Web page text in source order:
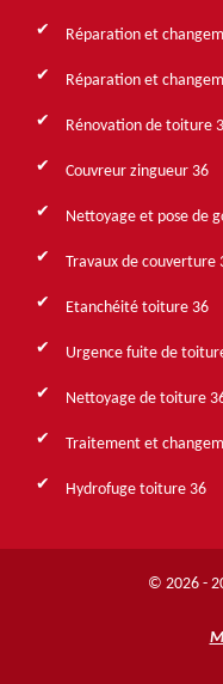
Réparation et
Réparation et
Rénovation de toiture
Couvreur zingueur 36
Nettoyage et pose de
Travaux de couverture
Etanchéité toiture 36
Urgence fuite de
Nettoyage de toiture
Traitement et
Hydrofuge toiture 36
© 2026 -